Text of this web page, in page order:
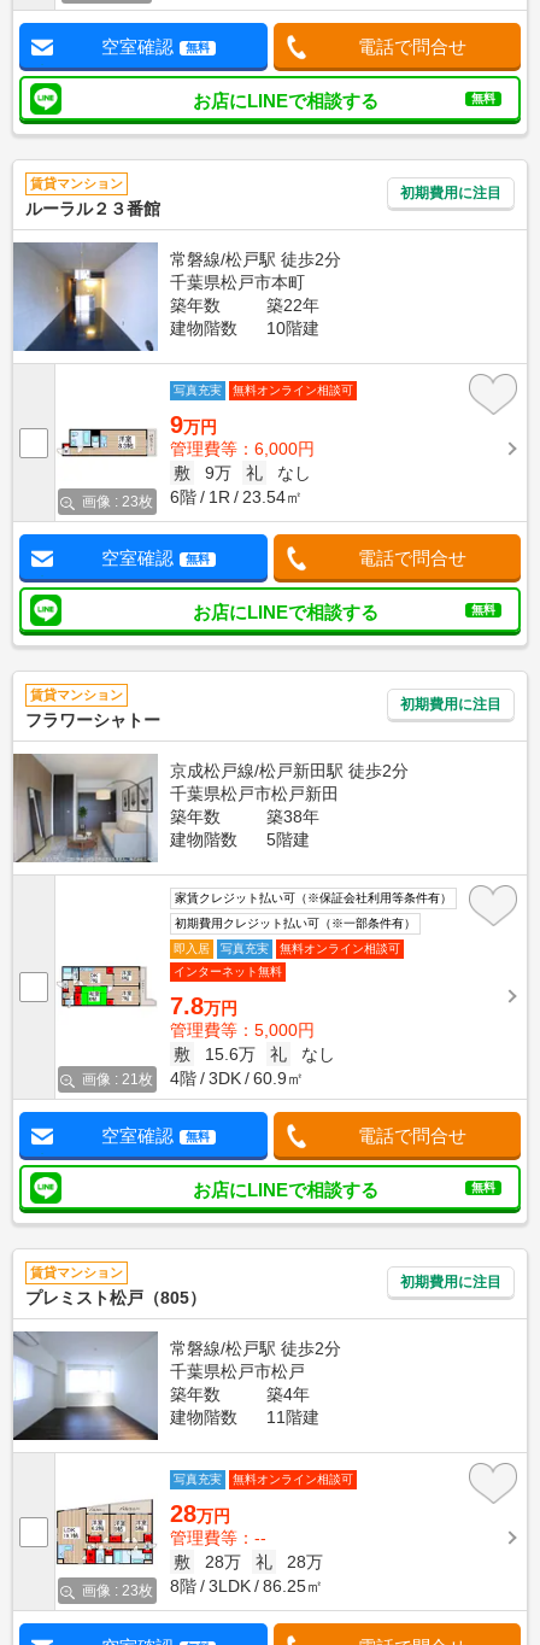
空室確認 無料 電話で問合せ
お店にLINEで相談する 無料
賃貸マンション
ルーラル２３番館
初期費用に注目
常磐線/松戸駅 徒歩2分
千葉県松戸市本町
築年数
築22年
建物階数
10階建
画像 : 23枚
写真充実 無料オンライン相談可
9万円
管理費等：6,000円
敷
9万 礼
なし
6階
1R 23.54㎡
空室確認 無料 電話で問合せ
お店にLINEで相談する 無料
賃貸マンション
フラワーシャトー
初期費用に注目
京成松戸線/松戸新田駅 徒歩2分
千葉県松戸市松戸新田
築年数
築38年
建物階数
5階建
画像 : 21枚
家賃クレジット払い可（※保証会社利用等条件有）
初期費用クレジット払い可（※一部条件有）
即入居
写真充実
無料オンライン相談可
インターネット無料
7.8万円
管理費等：5,000円
敷
15.6万 礼
なし
4階
3DK 60.9㎡
空室確認 無料 電話で問合せ
お店にLINEで相談する 無料
賃貸マンション
プレミスト松戸（805）
初期費用に注目
常磐線/松戸駅 徒歩2分
千葉県松戸市松戸
築年数
築4年
建物階数
11階建
画像 : 23枚
写真充実 無料オンライン相談可
28万円
管理費等：--
敷
28万 礼
28万
8階
3LDK 86.25㎡